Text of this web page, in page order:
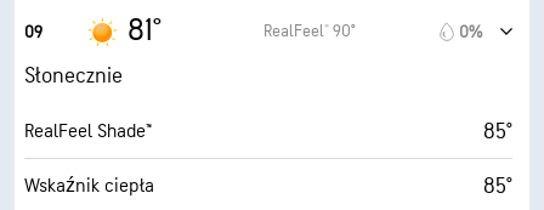
Maksymalny wskaźnik UV
Porywy wiatru
Wilgotność 80%
Punkt rosy 72° F
09 81° RealFeel® 90° 0%
Słonecznie
RealFeel Shade™ 85°
Wskaźnik ciepła 85°